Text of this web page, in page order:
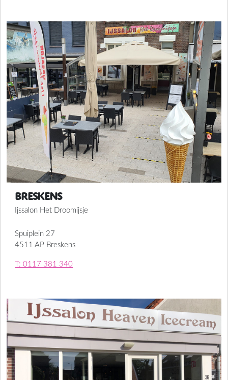
Breskens
Ijssalon Het Droomijsje
Spuiplein 27
4511 AP Breskens
T: 0117 381 340